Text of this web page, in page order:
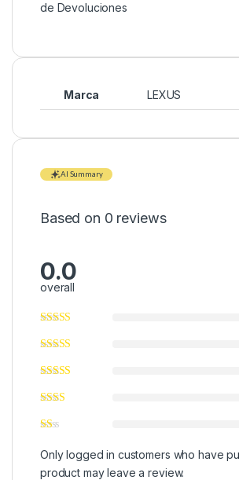
de Devoluciones
Marca LEXUS
AI Summary
Based on 0 reviews
0.0
overall
Only logged in customers who have
product may leave a review.